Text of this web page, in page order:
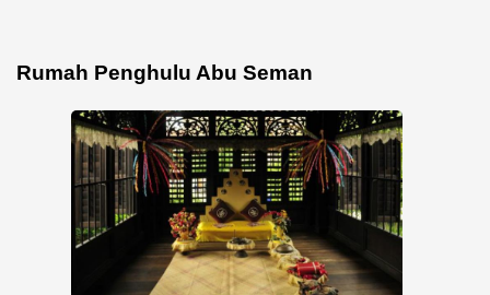
Rumah Penghulu Abu Seman